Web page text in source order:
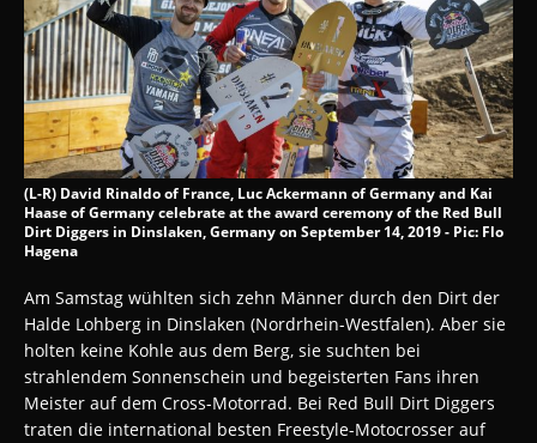
(L-R) David Rinaldo of France, Luc Ackermann of Germany and Kai
Haase of Germany celebrate at the award ceremony of the Red Bull
Dirt Diggers in Dinslaken, Germany on September 14, 2019 - Pic: Flo
Hagena
Am Samstag wühlten sich zehn Männer durch den Dirt der
Halde Lohberg in Dinslaken (Nordrhein-Westfalen). Aber sie
holten keine Kohle aus dem Berg, sie suchten bei
strahlendem Sonnenschein und begeisterten Fans ihren
Meister auf dem Cross-Motorrad. Bei Red Bull Dirt Diggers
traten die international besten Freestyle-Motocrosser auf